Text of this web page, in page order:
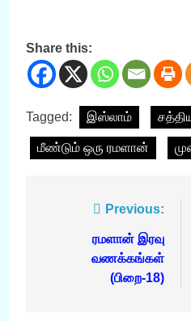
Share this:
Tagged: இஸ்லாம்
மீண்டும் ஒரு ரமளான்
navigation
Previous:
ரமளான் இரவு
வணக்கங்கள்
(பிறை-18)